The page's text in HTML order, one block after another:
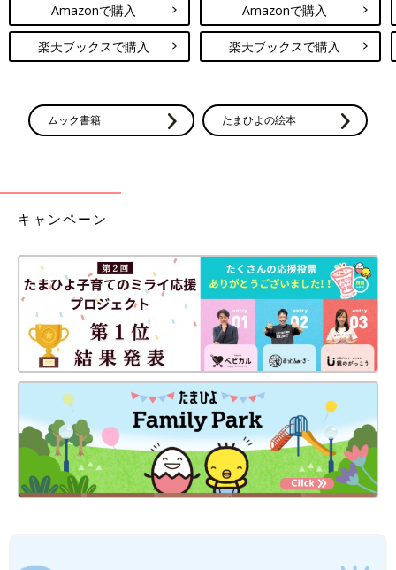
Amazonで購入
楽天ブックスで購入
Amazonで購入
楽天ブックスで購入
ムック書籍 たまひよの絵本
キャンペーン